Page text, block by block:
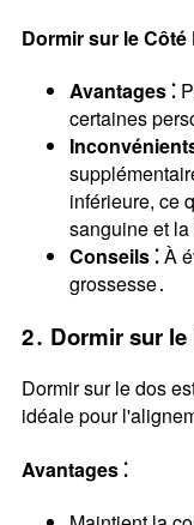
Dormir sur le Côté
Avantages ⁚
certaines
inférieure, ce
sanguine et la
Conseils ⁚À
grossesse․
2․ Dormir sur
Dormir sur le dos
idéale pour
Avantages ⁚